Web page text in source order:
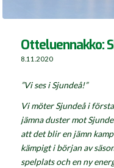
Otteluennakko:
8.11.2020
”Vi ses i Sjundeå!”
Vi möter Sjundeå i
jämna duster mot
att det blir en jämn
kämpigt i början av
spelplats och en ny